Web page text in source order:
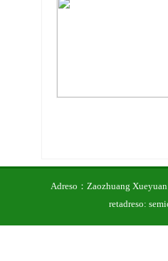
Adreso：Zaozhuang
retadreso: